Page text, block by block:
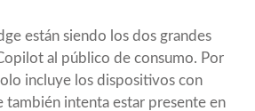
están siendo los dos grandes
al público de consumo. Por
incluye los dispositivos con
también intenta estar presente en